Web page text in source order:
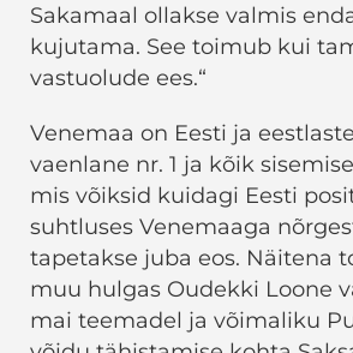
Sakamaal ollakse valmis
kujutama. See toimub kui
vastuolude ees.“
Venemaa on Eesti ja
vaenlane nr. 1 ja kõik
mis võiksid kuidagi Eesti
suhtluses Venemaaga
tapetakse juba eos. Näitena
muu hulgas Oudekki Loone
mai teemadel ja võimaliku